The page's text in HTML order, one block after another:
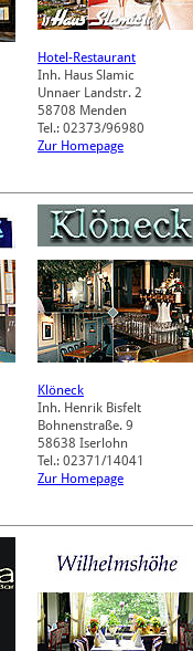
Hotel-Restaurant
Inh. Haus Slamic
Unnaer Landstr. 2
58708 Menden
Tel.: 02373/96980
Zur Homepage
Klöneck
Inh. Henrik Bisfelt
Bohnenstraße. 9
58638 Iserlohn
Tel.: 02371/14041
Zur Homepage